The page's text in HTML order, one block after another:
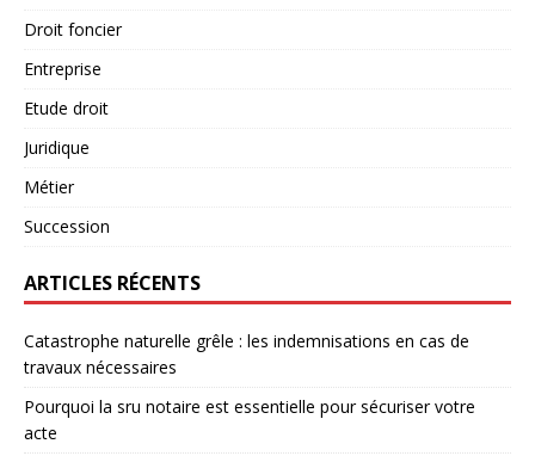
Droit foncier
Entreprise
Etude droit
Juridique
Métier
Succession
ARTICLES RÉCENTS
Catastrophe naturelle grêle : les indemnisations en cas de
travaux nécessaires
Pourquoi la sru notaire est essentielle pour sécuriser votre
acte